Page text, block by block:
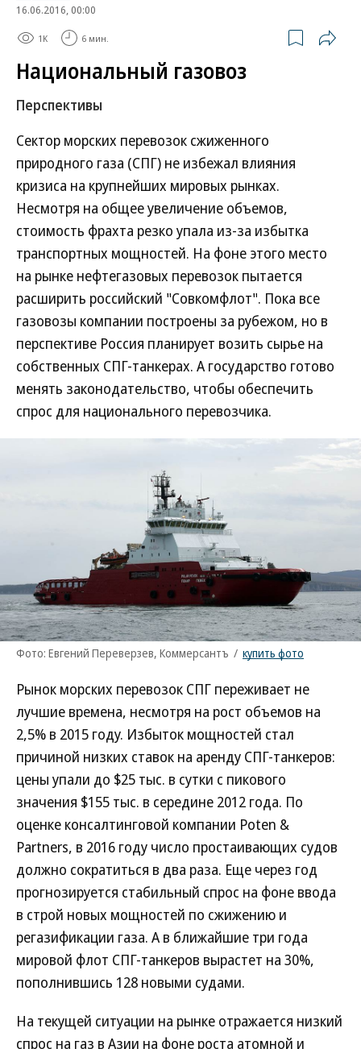
16.06.2016, 00:00
1K 6 мин.
Национальный газовоз
Перспективы
Сектор морских перевозок сжиженного
природного газа (СПГ) не избежал влияния
кризиса на крупнейших мировых рынках.
Несмотря на общее увеличение объемов,
стоимость фрахта резко упала из-за избытка
транспортных мощностей. На фоне этого место
на рынке нефтегазовых перевозок пытается
расширить российский "Совкомфлот". Пока все
газовозы компании построены за рубежом, но в
перспективе Россия планирует возить сырье на
собственных СПГ-танкерах. А государство готово
менять законодательство, чтобы обеспечить
спрос для национального перевозчика.
Фото: Евгений Переверзев, Коммерсантъ / купить фото
Рынок морских перевозок СПГ переживает не
лучшие времена, несмотря на рост объемов на
2,5% в 2015 году. Избыток мощностей стал
причиной низких ставок на аренду СПГ-танкеров:
цены упали до $25 тыс. в сутки с пикового
значения $155 тыс. в середине 2012 года. По
оценке консалтинговой компании Poten &
Partners, в 2016 году число простаивающих судов
должно сократиться в два раза. Еще через год
прогнозируется стабильный спрос на фоне ввода
в строй новых мощностей по сжижению и
регазификации газа. А в ближайшие три года
мировой флот СПГ-танкеров вырастет на 30%,
пополнившись 128 новыми судами.
На текущей ситуации на рынке отражается низкий
спрос на газ в Азии на фоне роста атомной и